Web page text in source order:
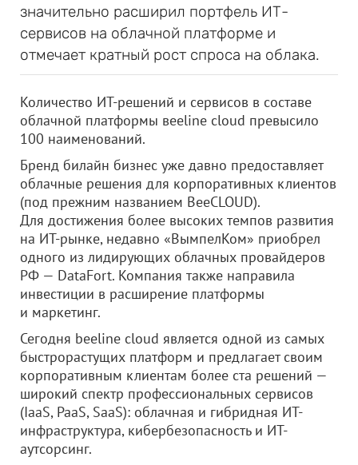
значительно расширил портфель ИТ-
сервисов на облачной платформе и
отмечает кратный рост спроса на облака.
Количество ИТ-решений и сервисов в составе
облачной платформы вeeline cloud превысило
100 наименований.
Бренд билайн бизнес уже давно предоставляет
облачные решения для корпоративных клиентов
(под прежним названием BeeCLOUD).
Для достижения более высоких темпов развития
на ИТ-рынке, недавно «ВымпелКом» приобрел
одного из лидирующих облачных провайдеров
РФ — DataFort. Компания также направила
инвестиции в расширение платформы
и маркетинг.
Сегодня beeline cloud является одной из самых
быстрорастущих платформ и предлагает своим
корпоративным клиентам более ста решений —
широкий спектр профессиональных сервисов
(IaaS, PaaS, SaaS): облачная и гибридная ИТ-
инфраструктура, кибербезопасность и ИТ-
аутсорсинг.